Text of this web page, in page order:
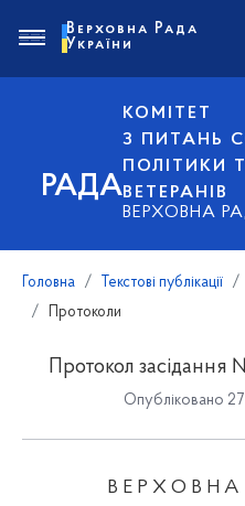
РАДА
КОМІТЕТ
З ПИТАНЬ
ПОЛІТИКИ
ВЕТЕРАНІВ
ВЕРХОВНА
Верховна Рада
України
Головна Текстові публікації
Протоколи
Протокол засідання
Опубліковано 27
В Е Р Х О В Н А